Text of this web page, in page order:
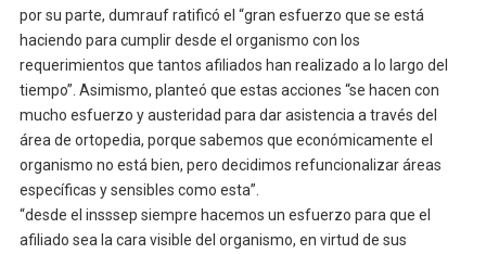
por su parte, dumrauf ratificó el “gran esfuerzo que se está
haciendo para cumplir desde el organismo con los
requerimientos que tantos afiliados han realizado a lo largo del
tiempo”. Asimismo, planteó que estas acciones “se hacen con
mucho esfuerzo y austeridad para dar asistencia a través del
área de ortopedia, porque sabemos que económicamente el
organismo no está bien, pero decidimos refuncionalizar áreas
específicas y sensibles como esta”.
“desde el insssep siempre hacemos un esfuerzo para que el
afiliado sea la cara visible del organismo, en virtud de sus